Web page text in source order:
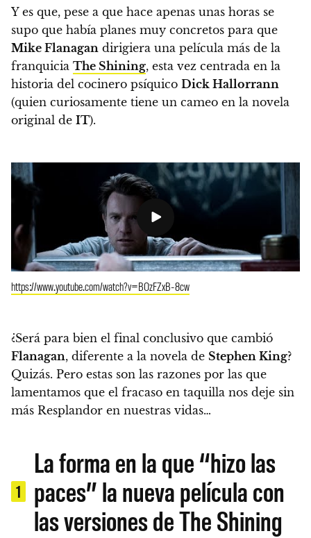
Y es que, pese a que hace apenas unas horas se
supo que había planes muy concretos para que
Mike Flanagan dirigiera una película más de la
franquicia The Shining, esta vez centrada en la
historia del cocinero psíquico Dick Hallorrann
(quien curiosamente tiene un cameo en la novela
original de IT).
https://www.youtube.com/watch?v=BOzFZxB-8cw
¿Será para bien el final conclusivo que cambió
Flanagan, diferente a la novela de Stephen King?
Quizás. Pero estas son las razones por las que
lamentamos que el fracaso en taquilla nos deje sin
más Resplandor en nuestras vidas…
1
La forma en la que “hizo las
paces” la nueva película con
las versiones de The Shining